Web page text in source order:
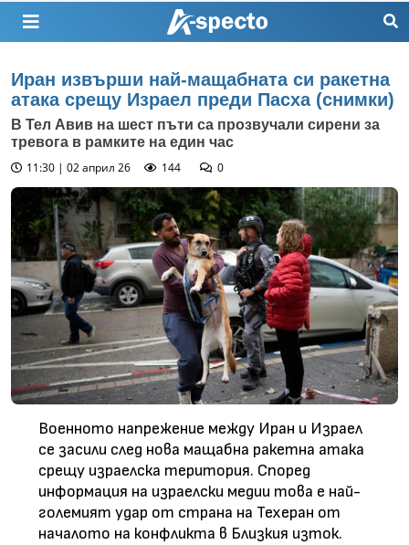
Иран извърши най-мащабната си ракетна
атака срещу Израел преди Пасха (снимки)
В Тел Авив на шест пъти са прозвучали сирени за
тревога в рамките на един час
11:30 | 02 април 26
144 0
Военното напрежение между Иран и Израел
се засили след нова мащабна ракетна атака
срещу израелска територия. Според
информация на израелски медии това е най-
големият удар от страна на Техеран от
началото на конфликта в Близкия изток.